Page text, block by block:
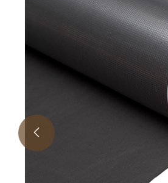
ПЭ пленка ЭПЭ подложка
Посмотреть больше >>
